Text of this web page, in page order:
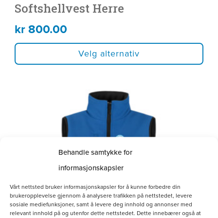
Behandle samtykke for
informasjonskapsler
Vårt nettsted bruker informasjonskapsler for å kunne forbedre din
brukeropplevelse gjennom å analysere trafikken på nettstedet, levere
sosiale mediefunksjoner, samt å levere deg innhold og annonser med
relevant innhold på og utenfor dette nettstedet. Dette innebærer også at
Softshellvest Herre
kr800.00
Velg alternativ
Alternativene
kan
velges